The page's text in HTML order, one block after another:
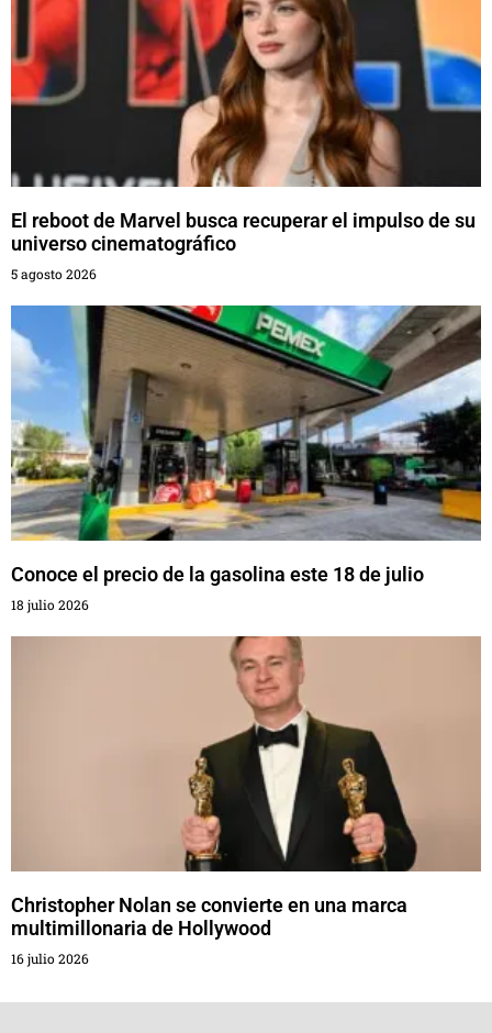
El reboot de Marvel busca recuperar el impulso de su
universo cinematográfico
5 agosto 2026
Conoce el precio de la gasolina este 18 de julio
18 julio 2026
Christopher Nolan se convierte en una marca
multimillonaria de Hollywood
16 julio 2026